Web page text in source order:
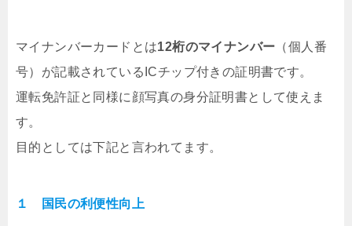
マイナンバーカードとは12桁のマイナンバー （個人番
号）が記載されているICチップ付きの証明書です。
運転免許証と同様に顔写真の身分証明書として使えま
す。
目的としては下記と言われてます。
１ 国民の利便性向上